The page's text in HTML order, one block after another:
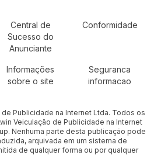
Central de
Sucesso do
Anunciante
Conformidade
Informações
sobre o site
Seguranca
informacao
Publicidade na Internet Ltda. Todos os
Veiculação de Publicidade na Internet
Nenhuma parte desta publicação pode
arquivada em um sistema de
de qualquer forma ou por qualquer